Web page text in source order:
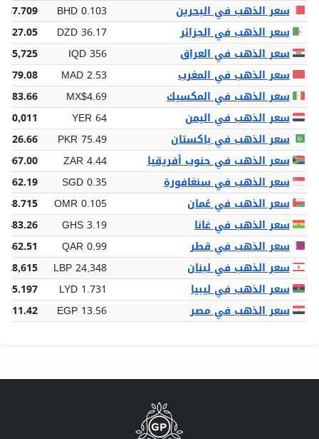
سعر الذهب في البحرين
BHD 0.103
47.709
سعر الذهب في الجزائر
DZD 36.17
سعر الذهب في العراق
IQD 356
سعر الذهب في المغرب
MAD 2.53
سعر الذهب في المكسيك
MX$4.69
سعر الذهب في اليمن
YER 64
30,011
سعر الذهب في باكستان
PKR 75.49
سعر الذهب في جنوب أفريقيا
ZAR 4.44
سعر الذهب في سنغافورة
SGD 0.35
162.19
سعر الذهب في عُمان
OMR 0.105
48.715
سعر الذهب في غانا
GHS 3.19
سعر الذهب في قطر
QAR 0.99
462.51
سعر الذهب في لبنان
LBP 24,348
سعر الذهب في ليبيا
LYD 1.731
سعر الذهب في مصر
EGP 13.56